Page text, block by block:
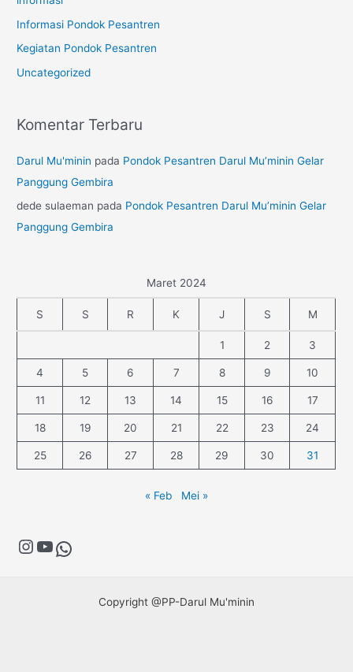
Informasi Pondok Pesantren
Kegiatan Pondok Pesantren
Uncategorized
Komentar Terbaru
Darul Mu'minin pada Pondok Pesantren Darul Mu’minin Gelar
Panggung Gembira
dede sulaeman pada Pondok Pesantren Darul Mu’minin Gelar
Panggung Gembira
Maret 2024
S S R K J S M
1 2 3
4 5 6 7 8 9 10
11 12 13 14 15 16 17
18 19 20 21 22 23 24
25 26 27 28 29 30 31
« Feb Mei »
Copyright @PP-Darul Mu'minin